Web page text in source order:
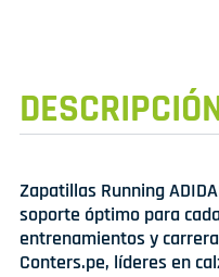
Zapatillas Running
soporte óptimo para
entrenamientos y
Conters.pe, líderes en